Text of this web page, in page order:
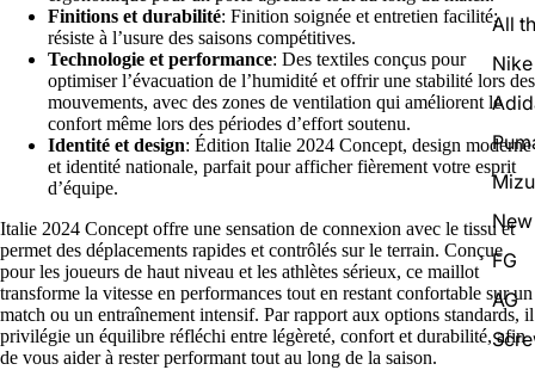
All
Nike
FG
AG
Finitions et durabilité: Finition soignée et entretien facilité;
résiste à l’usure des saisons compétitives.
Technologie et performance: Des textiles conçus pour
optimiser l’évacuation de l’humidité et offrir une stabilité lors des
mouvements, avec des zones de ventilation qui améliorent le
confort même lors des périodes d’effort soutenu.
Identité et design: Édition Italie 2024 Concept, design moderne
et identité nationale, parfait pour afficher fièrement votre esprit
d’équipe.
Italie 2024 Concept offre une sensation de connexion avec le tissu et
permet des déplacements rapides et contrôlés sur le terrain. Conçue
pour les joueurs de haut niveau et les athlètes sérieux, ce maillot
transforme la vitesse en performances tout en restant confortable sur un
match ou un entraînement intensif. Par rapport aux options standards, il
privilégie un équilibre réfléchi entre légèreté, confort et durabilité, afin
de vous aider à rester performant tout au long de la saison.